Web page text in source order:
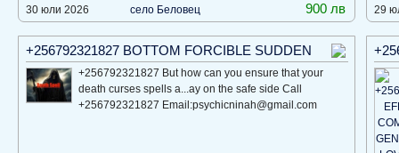
900 лв
село Беловец
30 юли 2026 29
+256792321827 BOTTOM FORCIBLE SUDDEN
+256792321827 But how can you ensure that your
death curses spells a...ay on the safe side Call
+256792321827 Email:psychicninah@gmail.com